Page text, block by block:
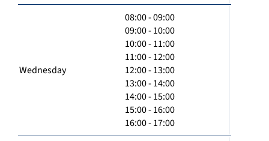
Wednesday
08:00 - 09:00
09:00 - 10:00
10:00 - 11:00
11:00 - 12:00
12:00 - 13:00
13:00 - 14:00
14:00 - 15:00
15:00 - 16:00
16:00 - 17:00